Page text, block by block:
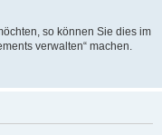
so können Sie dies im
verwalten“ machen.